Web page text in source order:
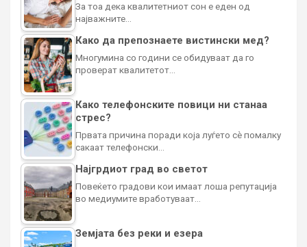
За тоа дека квалитетниот сон е еден од
најважните…
Како да препознаете вистински мед?
Многумина со години се обидуваат да го
проверат квалитетот…
Како телефонските повици ни станаа
стрес?
Првата причина поради која луѓето сè помалку
сакаат телефонски…
Најгрдиот град во светот
Повеќето градови кои имаат лоша репутација
во медиумите вработуваат…
Земјата без реки и езера